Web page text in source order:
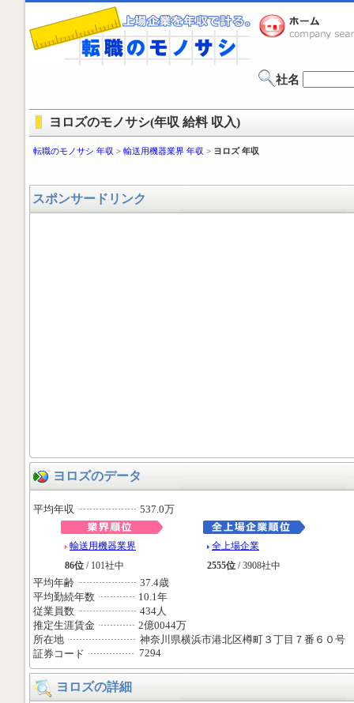
社名
ヨロズのモノサシ(年収 給料 収入)
転職のモノサシ 年収 > 輸送用機器業界 年収 > ヨロズ 年収
スポンサードリンク
ヨロズのデータ
平均年収 537.0万
輸送用機器業界
86位 / 101社中
全上場企業
2555位 / 3908社中
平均年齢
37.4歳
平均勤続年数
10.1年
従業員数
434人
推定生涯賃金
2億0044万
所在地
神奈川県横浜市港北区樽町３丁目７番６０号
証券コード
7294
ヨロズの詳細